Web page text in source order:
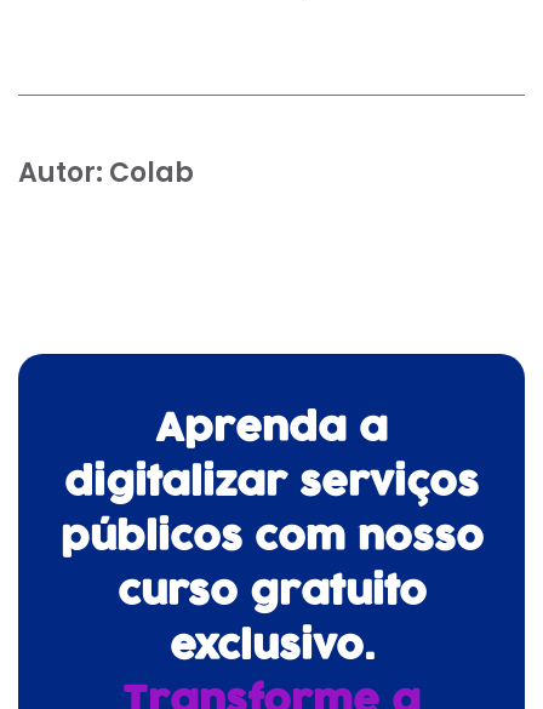
Autor: Colab
Aprenda a
digitalizar serviços
públicos com nosso
curso gratuito
exclusivo.